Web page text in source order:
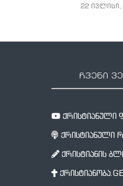
22 ივლისი,
ჩვენი
ქრისტიანული
ქრისტიანული
ქრისტიანის
ქრისტიანობა.GE